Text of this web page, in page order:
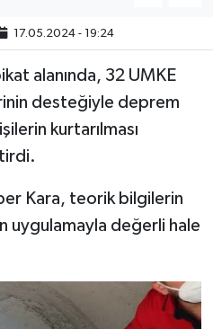
17.05.2024 - 19:24
alanında, 32 UMKE
desteğiyle deprem
kurtarılması
Kara, teorik bilgilerin
uygulamayla değerli hale